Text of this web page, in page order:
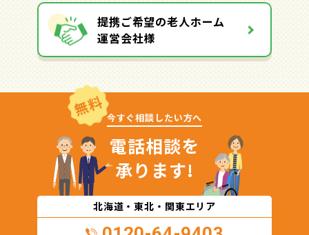
提携ご希望の老人ホーム
運営会社様
無料 今すぐ相談したい方へ
電話相談を
承ります!
北海道・東北・関東エリア